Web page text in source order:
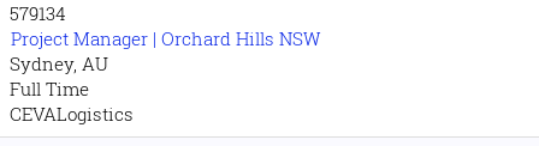
579134
Project Manager | Orchard Hills NSW
Sydney, AU
Full Time
CEVALogistics